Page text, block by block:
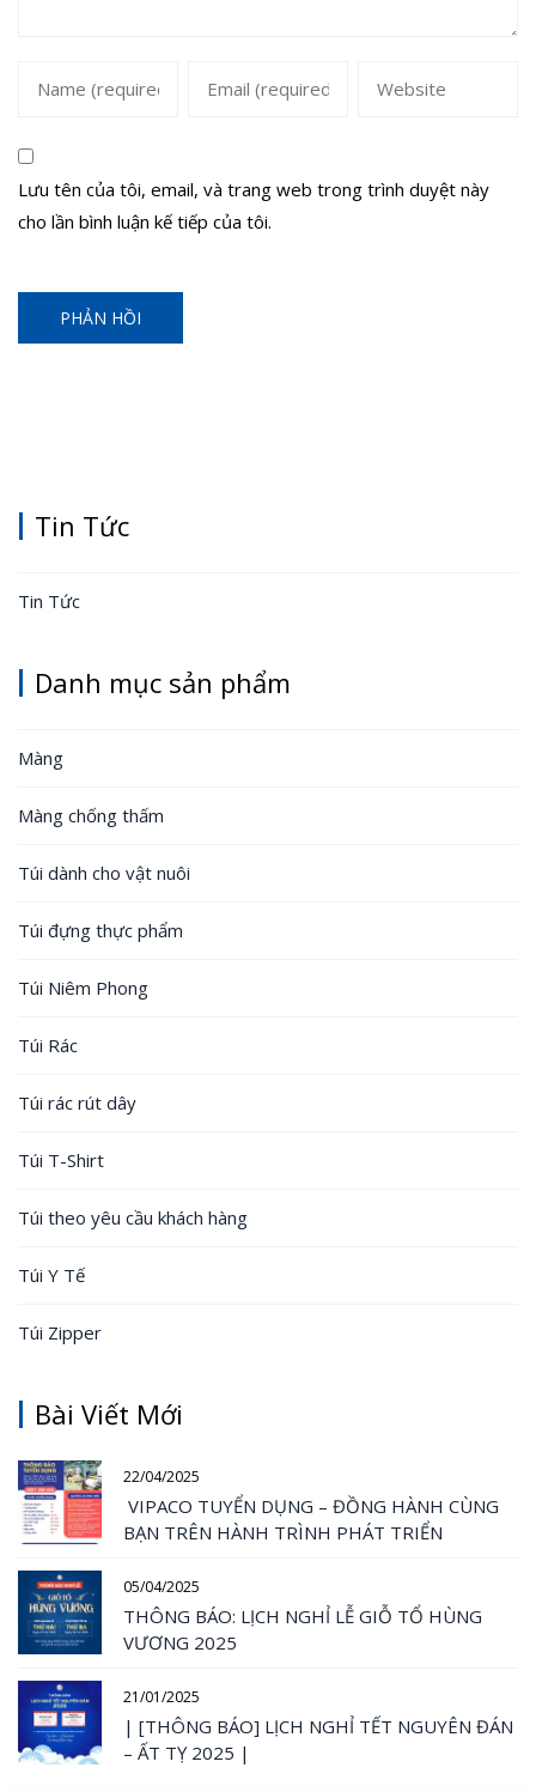
Lưu tên của tôi, email, và trang web trong trình duyệt này
cho lần bình luận kế tiếp của tôi.
Tin Tức
Tin Tức
Danh mục sản phẩm
Màng
Màng chống thấm
Túi dành cho vật nuôi
Túi đựng thực phẩm
Túi Niêm Phong
Túi Rác
Túi rác rút dây
Túi T-Shirt
Túi theo yêu cầu khách hàng
Túi Y Tế
Túi Zipper
Bài Viết Mới
22/04/2025
VIPACO TUYỂN DỤNG – ĐỒNG HÀNH CÙNG
BẠN TRÊN HÀNH TRÌNH PHÁT TRIỂN
05/04/2025
THÔNG BÁO: LỊCH NGHỈ LỄ GIỖ TỔ HÙNG
VƯƠNG 2025
21/01/2025
| [THÔNG BÁO] LỊCH NGHỈ TẾT NGUYÊN ĐÁN
– ẤT TỴ 2025 |